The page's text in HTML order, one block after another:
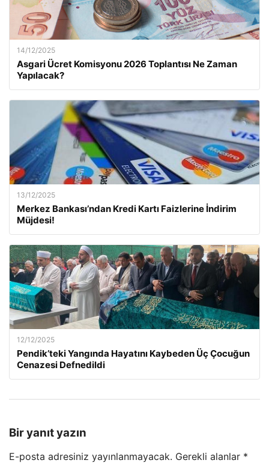
14/12/2025
Asgari Ücret Komisyonu 2026 Toplantısı Ne Zaman
Yapılacak?
13/12/2025
Merkez Bankası’ndan Kredi Kartı Faizlerine İndirim
Müjdesi!
12/12/2025
Pendik’teki Yangında Hayatını Kaybeden Üç Çocuğun
Cenazesi Defnedildi
Bir yanıt yazın
E-posta adresiniz yayınlanmayacak. Gerekli alanlar *